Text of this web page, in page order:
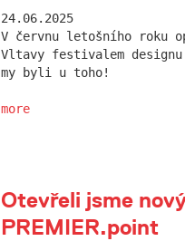
24.06.2025
V červnu letošního roku
Vltavy festivalem
my byli u toho!
more
Otevřeli jsme nový
PREMIER.point